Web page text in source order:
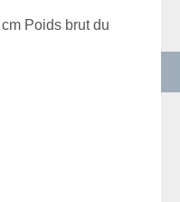
Poids brut du